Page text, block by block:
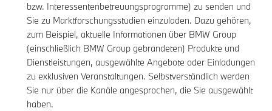
bzw. Interessentenbetreuungsprogramme) zu senden und
Sie zu Marktforschungsstudien einzuladen. Dazu gehören,
zum Beispiel, aktuelle Informationen über BMW Group
(einschließlich BMW Group gebrandeten) Produkte und
Dienstleistungen, ausgewählte Angebote oder Einladungen
zu exklusiven Veranstaltungen. Selbstverständlich werden
Sie nur über die Kanäle angesprochen, die Sie ausgewählt
haben.